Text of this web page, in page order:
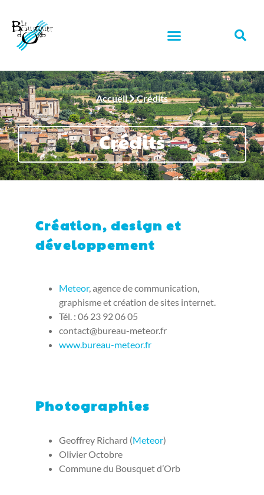
Accueil Crédits
Crédits
Création, design et
développement
Meteor, agence de communication,
graphisme et création de sites internet.
Tél. : 06 23 92 06 05
contact@bureau-meteor.fr
www.bureau-meteor.fr
Photographies
Geoffrey Richard (Meteor)
Olivier Octobre
Commune du Bousquet d’Orb